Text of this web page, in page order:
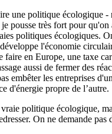
une politique écologique
pousse très fort pour
politiques écologiques.
l'économie
faire en Europe, une taxe
aussi de fermer des
embêter les entreprises
d'énergie propre de l’autre.
politique écologique,
On ne demande pas